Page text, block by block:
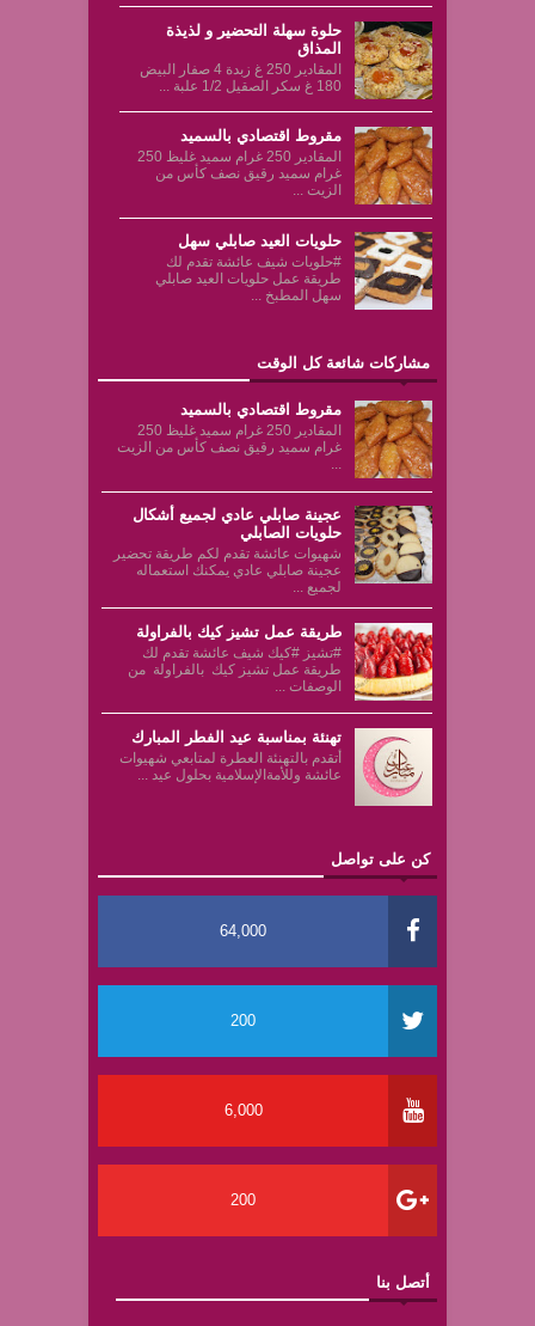
حلوة سهلة التحضير و لذيذة
المذاق
المقادير 250 غ زبدة 4 صفار البيض
180 غ سكر الصقيل 1/2 علبة ...
مقروط اقتصادي بالسميد
المقادير 250 غرام سميد غليظ 250
غرام سميد رقيق نصف كأس من
الزيت ...
حلويات العيد صابلي سهل
#حلويات شيف عائشة تقدم لك
طريقة عمل حلويات العيد صابلي
سهل المطبخ ...
مشاركات شائعة كل الوقت
مقروط اقتصادي بالسميد
المقادير 250 غرام سميد غليظ 250
غرام سميد رقيق نصف كأس من الزيت
...
عجينة صابلي عادي لجميع أشكال
حلويات الصابلي
شهيوات عائشة تقدم لكم طريقة تحضير
عجينة صابلي عادي يمكنك استعماله
لجميع ...
طريقة عمل تشيز كيك بالفراولة
#تشيز #كيك شيف عائشة تقدم لك
طريقة عمل تشيز كيك بالفراولة من
الوصفات ...
تهنئة بمناسبة عيد الفطر المبارك
أتقدم بالتهنئة العطرة لمتابعي شهيوات
عائشة وللأمةالإسلامية بحلول عيد ...
كن على تواصل
64,000
200
6,000
200
أتصل بنا